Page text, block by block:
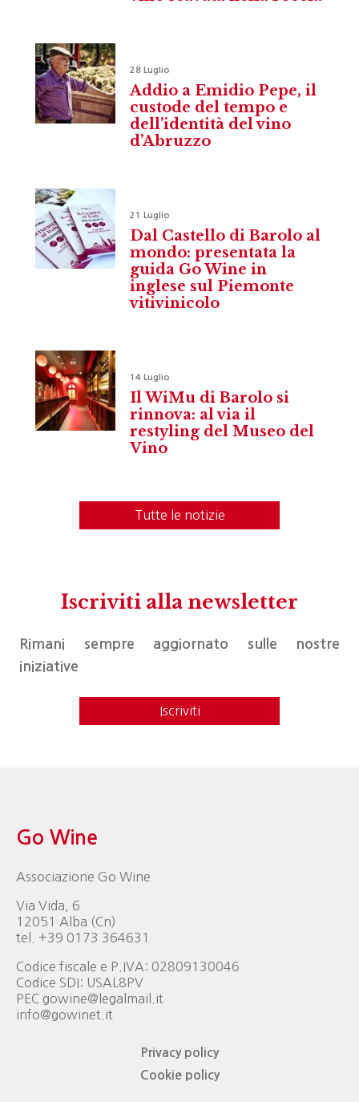
28 Luglio
Addio a Emidio Pepe, il
custode del tempo e
dell’identità del vino
d’Abruzzo
21 Luglio
Dal Castello di Barolo al
mondo: presentata la
guida Go Wine in
inglese sul Piemonte
vitivinicolo
14 Luglio
Il WiMu di Barolo si
rinnova: al via il
restyling del Museo del
Vino
Tutte le notizie
Iscriviti alla newsletter
Rimani sempre aggiornato sulle nostre
iniziative
Iscriviti
Go Wine
Associazione Go Wine
Via Vida, 6
12051 Alba (Cn)
tel. +39 0173 364631
Codice fiscale e P.IVA: 02809130046
Codice SDI: USAL8PV
PEC gowine@legalmail.it
info@gowinet.it
Privacy policy
Cookie policy